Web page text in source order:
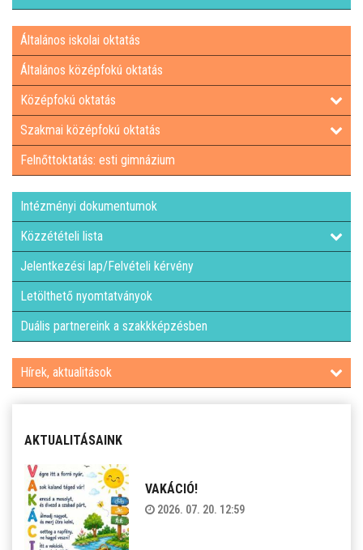
Általános iskolai oktatás
Általános középfokú oktatás
Középfokú oktatás
Szakmai középfokú oktatás
Felnőttoktatás: esti gimnázium
Intézményi dokumentumok
Közzétételi lista
Jelentkezési lap/Felvételi kérvény
Letölthető nyomtatványok
Duális partnereink a szakkképzésben
Hírek, aktualitások
AKTUALITÁSAINK
VAKÁCIÓ!
2026. 07. 20. 12:59